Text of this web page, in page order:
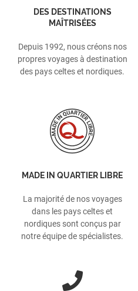
DES DESTINATIONS
MAÎTRISÉES
Depuis 1992, nous créons nos
propres voyages à destination
des pays celtes et nordiques.
MADE IN QUARTIER LIBRE
La majorité de nos voyages
dans les pays celtes et
nordiques sont conçus par
notre équipe de spécialistes.